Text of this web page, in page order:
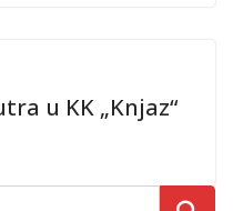
u KK „Knjaz“